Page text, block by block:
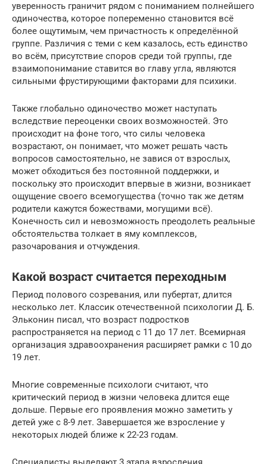
уверенность граничит рядом с пониманием полнейшего
одиночества, которое попеременно становится всё
более ощутимым, чем причастность к определённой
группе. Различия с теми с кем казалось, есть единство
во всём, присутствие споров среди той группы, где
взаимопонимание ставится во главу угла, являются
сильными фрустирующими факторами для психики.
Также глобально одиночество может наступать
вследствие переоценки своих возможностей. Это
происходит на фоне того, что силы человека
возрастают, он понимает, что может решать часть
вопросов самостоятельно, не завися от взрослых,
может обходиться без постоянной поддержки, и
поскольку это происходит впервые в жизни, возникает
ощущение своего всемогущества (точно так же детям
родители кажутся божествами, могущими всё).
Конечность сил и невозможность преодолеть реальные
обстоятельства толкает в яму комплексов,
разочарования и отчуждения.
Какой возраст считается переходным
Период полового созревания, или пубертат, длится
несколько лет. Классик отечественной психологии Д. Б.
Эльконин писал, что возраст подростков
распространяется на период с 11 до 17 лет. Всемирная
организация здравоохранения расширяет рамки с 10 до
19 лет.
Многие современные психологи считают, что
критический период в жизни человека длится еще
дольше. Первые его проявления можно заметить у
детей уже с 8-9 лет. Завершается же взросление у
некоторых людей ближе к 22-23 годам.